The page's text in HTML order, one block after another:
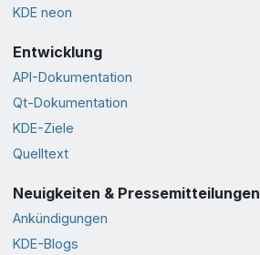
KDE neon
Entwicklung
API-Dokumentation
Qt-Dokumentation
KDE-Ziele
Quelltext
Neuigkeiten & Pressemitteilungen
Ankündigungen
KDE-Blogs